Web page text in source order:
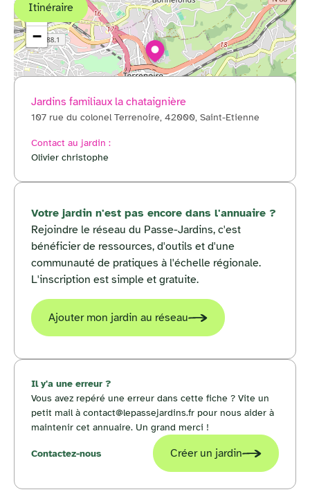
Itinéraire
+
−
© OpenStreetMap
Jardins familiaux la chataignière
107 rue du colonel Terrenoire, 42000, Saint-Etienne
Contact au jardin :
Olivier christophe
Votre jardin n'est pas encore dans l'annuaire ?
Rejoindre le réseau du Passe-Jardins, c'est
bénéficier de ressources, d'outils et d'une
communauté de pratiques à l'échelle régionale.
L'inscription est simple et gratuite.
Ajouter mon jardin au réseau
Il y'a une erreur ?
Vous avez repéré une erreur dans cette fiche ? Vite un
petit mail à contact@lepassejardins.fr pour nous aider à
maintenir cet annuaire. Un grand merci !
Contactez-nous Créer un jardin